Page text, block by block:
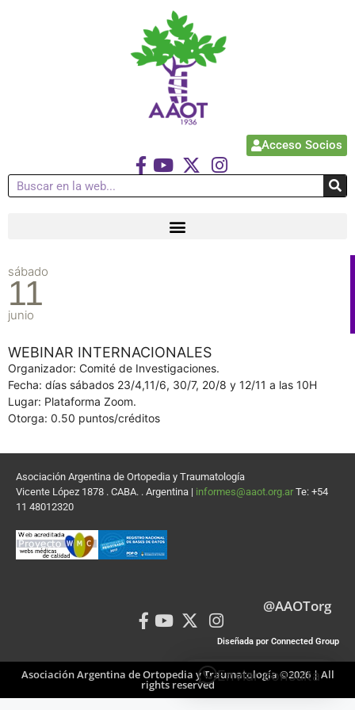
Acceso Socios
sábado
11
junio
WEBINAR INTERNACIONALES
Organizador: Comité de Investigaciones.
Fecha: días sábados 23/4,11/6, 30/7, 20/8 y 12/11 a las 10H
Lugar: Plataforma Zoom.
Otorga: 0.50 puntos/créditos
Asociación Argentina de Ortopedia y Traumatología
Vicente López 1878 . CABA. . Argentina | informes@aaot.org.ar Te: +54
11 48012320
@AAOTorg
Diseñada por Connected Group
Asociación Argentina de Ortopedia y Traumatología ©2026 | All
rights reserved
Enviar consulta